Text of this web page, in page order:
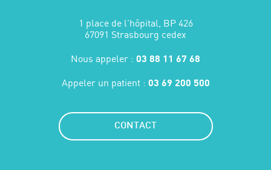
1 place de l'hôpital, BP 426
67091 Strasbourg cedex
Nous appeler : 03 88 11 67 68
Appeler un patient : 03 69 200 500
CONTACT